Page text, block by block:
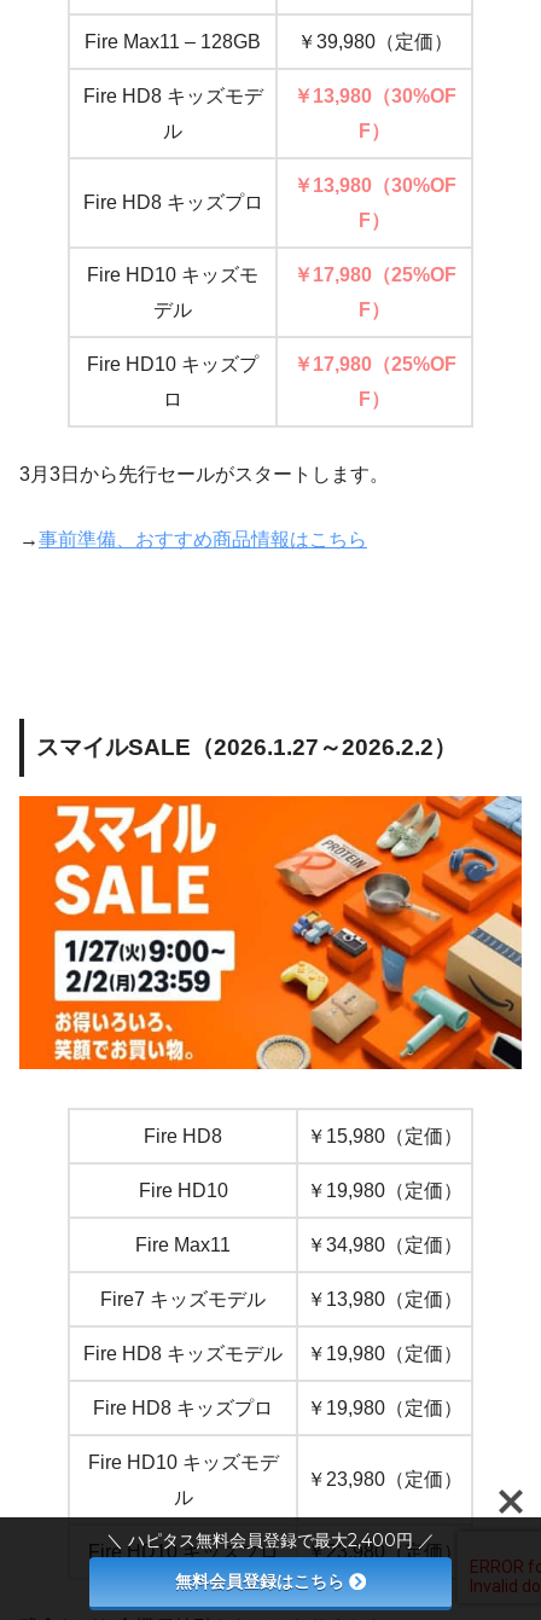
Fire Max11 – 128GB ￥39,980（定価）
Fire HD8 キッズモデ
ル
￥13,980（30%OF
F）
Fire HD8 キッズプロ
￥13,980（30%OF
F）
Fire HD10 キッズモ
デル
￥17,980（25%OF
F）
Fire HD10 キッズプ
ロ
￥17,980（25%OF
F）
3月3日から先行セールがスタートします。
→事前準備、おすすめ商品情報はこちら
スマイルSALE（2026.1.27～2026.2.2）
Fire HD8 ￥15,980（定価）
Fire HD10 ￥19,980（定価）
Fire Max11 ￥34,980（定価）
Fire7 キッズモデル ￥13,980（定価）
Fire HD8 キッズモデル ￥19,980（定価）
Fire HD8 キッズプロ ￥19,980（定価）
Fire HD10 キッズモデ
ル
￥23,980（定価）
Fire HD10 キッズプロ ￥23,980（定価）
＼ ハピタス無料会員登録で最大2,400円 ／
無料会員登録はこちら